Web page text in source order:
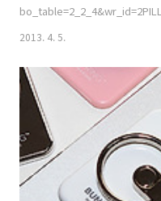
http://www.comsonic.co.kr/
------------------------------------
CM-..
2013. 4. 5.